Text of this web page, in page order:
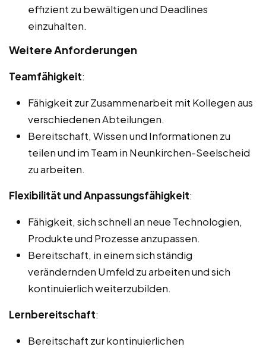
effizient zu bewältigen und Deadlines
einzuhalten.
Weitere Anforderungen
Teamfähigkeit:
Fähigkeit zur Zusammenarbeit mit Kollegen aus
verschiedenen Abteilungen.
Bereitschaft, Wissen und Informationen zu
teilen und im Team in Neunkirchen-Seelscheid
zu arbeiten.
Flexibilität und Anpassungsfähigkeit:
Fähigkeit, sich schnell an neue Technologien,
Produkte und Prozesse anzupassen.
Bereitschaft, in einem sich ständig
verändernden Umfeld zu arbeiten und sich
kontinuierlich weiterzubilden.
Lernbereitschaft:
Bereitschaft zur kontinuierlichen